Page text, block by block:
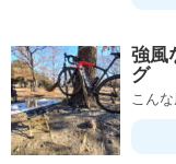
強風
グ
こん